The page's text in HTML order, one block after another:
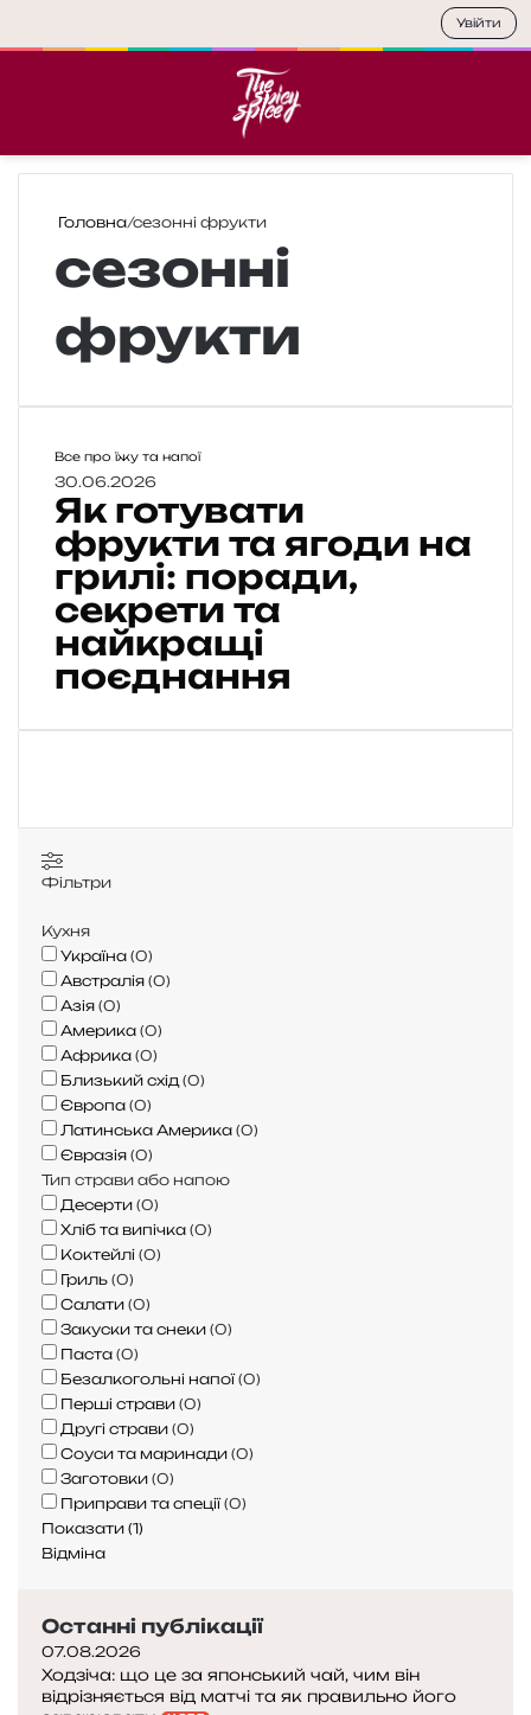
Головна/сезонні фрукти
сезонні
фрукти
Я
к
г
т
у
в
т
и
р
и
т
а
г
о
д
и
н
а
г
р
и
л
і
:
п
о
р
а
д
и
,
с
е
к
р
е
т
и
н
а
й
к
Все про їжу та напої
30.06.2026
Як готувати
фрукти та ягоди на
грилі: поради,
секрети та
найкращі
поєднання
Фільтри
Кухня
Україна (0)
Австралія (0)
Азія (0)
Америка (0)
Африка (0)
Близький схід (0)
Європа (0)
Латинська Америка (0)
Євразія (0)
Тип страви або напою
Десерти (0)
Хліб та випічка (0)
Коктейлі (0)
Гриль (0)
Салати (0)
Закуски та снеки (0)
Паста (0)
Безалкогольні напої (0)
Перші страви (0)
Другі страви (0)
Соуси та маринади (0)
Заготовки (0)
Приправи та спеції (0)
Показати (1)
Відміна
Останні публікації
07.08.2026
Ходзіча: що це за японський чай, чим він
відрізняється від матчі та як правильно його
Увійти